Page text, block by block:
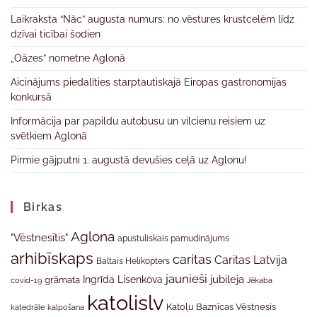
Laikraksta “Nāc” augusta numurs: no vēstures krustcelēm līdz
dzīvai ticībai šodien
„Oāzes” nometne Aglonā
Aicinājums piedalīties starptautiskajā Eiropas gastronomijas
konkursā
Informācija par papildu autobusu un vilcienu reisiem uz
svētkiem Aglonā
Pirmie gājputni 1. augustā devušies ceļā uz Aglonu!
Birkas
"Vēstnesītis" Aglona apustuliskais pamudinājums
arhibīskaps Baltais Helikopters caritas Caritas Latvija
covid-19 grāmata Ingrīda Lisenkova jaunieši jubileja Jēkaba
katedrāle kalpošana katolislv Katoļu Baznīcas Vēstnesis